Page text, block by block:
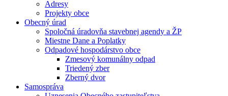
Adresy
Projekty obce
Obecný úrad
Spoločná úradovňa stavebnej agendy a ŽP
Miestne Dane a Poplatky
Odpadové hospodárstvo obce
Zmesový komunálny odpad
Triedený zber
Zberný dvor
Samospráva